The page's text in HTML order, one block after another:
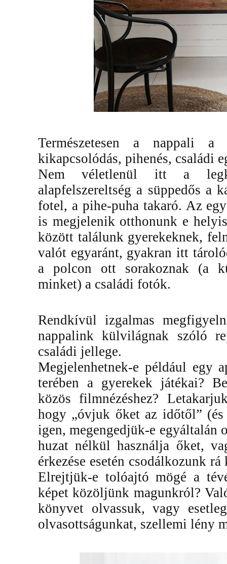
Természetesen a nappali
kikapcsolódás, pihenés, családi
Nem véletlenül itt a
alapfelszereltség a süppedős a
fotel, a pihe-puha takaró. Az
is megjelenik otthonunk e
között találunk gyerekeknek,
valót egyaránt, gyakran itt
a polcon ott sorakoznak (a
minket) a családi fotók.
Rendkívül izgalmas
nappalink külvilágnak szóló
családi jellege.
Megjelenhetnek-e például egy
terében a gyerekek játékai?
közös filmnézéshez?
hogy „óvjuk őket az időtől”
igen, megengedjük-e egyáltalán
huzat nélkül használja őket,
érkezése esetén csodálkozunk
Elrejtjük-e tolóajtó mögé a
képet közöljünk magunkról?
könyvet olvassuk, vagy
olvasottságunkat, szellemi lény